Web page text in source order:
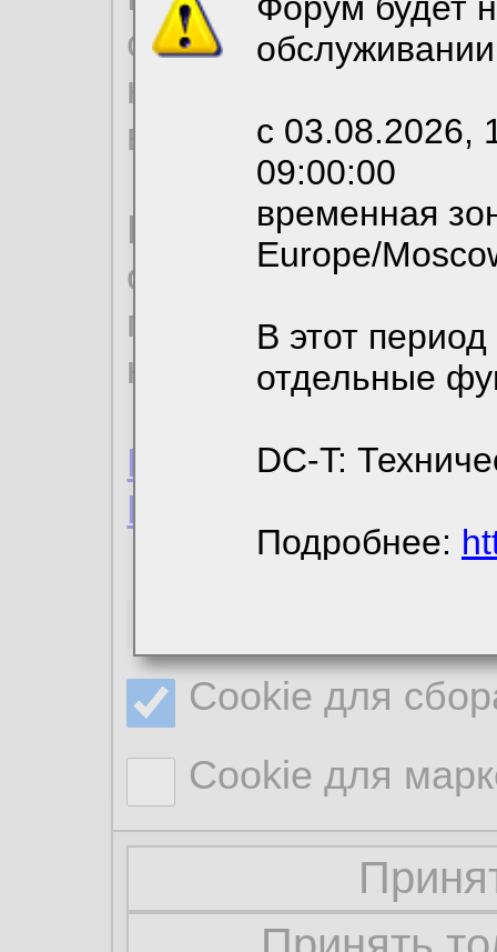
с 03.08.2026,
09:00:00
временная
Europe/
В этот
отдельные
DC-T:
Подробнее:
согласие на
необходимых для
вы можете
По
ознакомиться с
пользовательским
Пользовательское
Политика
Cookie для
Cookie для